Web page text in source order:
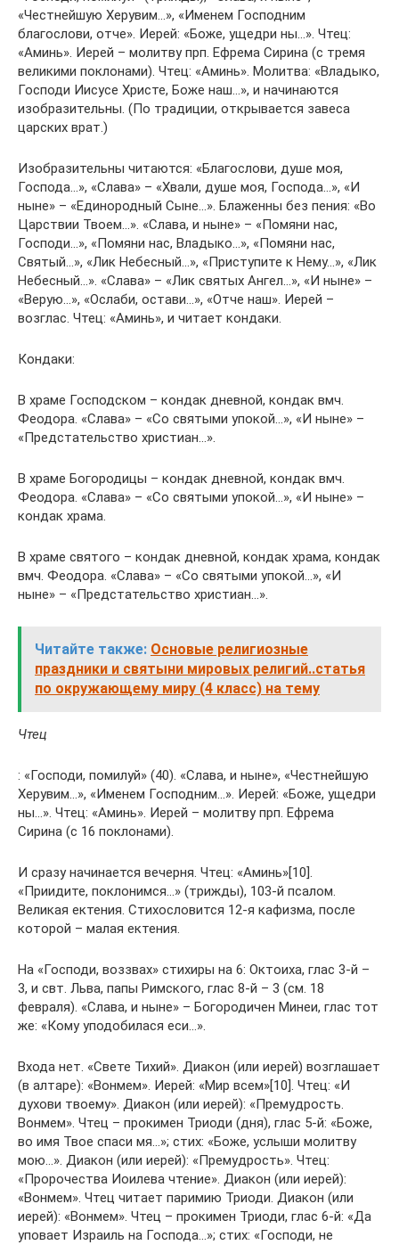
«Честнейшую Херувим…», «Именем Господним
благослови, отче». Иерей: «Боже, ущедри ны…». Чтец:
«Аминь». Иерей – молитву прп. Ефрема Сирина (с тремя
великими поклонами). Чтец: «Аминь». Молитва: «Владыко,
Господи Иисусе Христе, Боже наш…», и начинаются
изобразительны. (По традиции, открывается завеса
царских врат.)
Изобразительны читаются: «Благослови, душе моя,
Господа…», «Слава» – «Хвали, душе моя, Господа…», «И
ныне» – «Единородный Сыне…». Блаженны без пения: «Во
Царствии Твоем…». «Слава, и ныне» – «Помяни нас,
Господи…», «Помяни нас, Владыко…», «Помяни нас,
Святый…», «Лик Небесный…», «Приступите к Нему…», «Лик
Небесный…». «Слава» – «Лик святых Ангел…», «И ныне» –
«Верую…», «Ослаби, остави…», «Отче наш». Иерей –
возглас. Чтец: «Аминь», и читает кондаки.
Кондаки:
В храме Господском – кондак дневной, кондак вмч.
Феодора. «Слава» – «Со святыми упокой…», «И ныне» –
«Предстательство христиан…».
В храме Богородицы – кондак дневной, кондак вмч.
Феодора. «Слава» – «Со святыми упокой…», «И ныне» –
кондак храма.
В храме святого – кондак дневной, кондак храма, кондак
вмч. Феодора. «Слава» – «Со святыми упокой…», «И
ныне» – «Предстательство христиан…».
Читайте также: Основые религиозные
праздники и святыни мировых религий..статья
по окружающему миру (4 класс) на тему
Чтец
: «Господи, помилуй» (40). «Слава, и ныне», «Честнейшую
Херувим…», «Именем Господним…». Иерей: «Боже, ущедри
ны…». Чтец: «Аминь». Иерей – молитву прп. Ефрема
Сирина (с 16 поклонами).
И сразу начинается вечерня. Чтец: «Аминь»[10].
«Приидите, поклонимся…» (трижды), 103-й псалом.
Великая ектения. Стихословится 12-я кафизма, после
которой – малая ектения.
На «Господи, воззвах» стихиры на 6: Октоиха, глас 3-й –
3, и свт. Льва, папы Римского, глас 8-й – 3 (см. 18
февраля). «Слава, и ныне» – Богородичен Минеи, глас тот
же: «Кому уподобилася еси…».
Входа нет. «Свете Тихий». Диакон (или иерей) возглашает
(в алтаре): «Вонмем». Иерей: «Мир всем»[10]. Чтец: «И
духови твоему». Диакон (или иерей): «Премудрость.
Вонмем». Чтец – прокимен Триоди (дня), глас 5-й: «Боже,
во имя Твое спаси мя…»; стих: «Боже, услыши молитву
мою…». Диакон (или иерей): «Премудрость». Чтец:
«Пророчества Иоилева чтение». Диакон (или иерей):
«Вонмем». Чтец читает паримию Триоди. Диакон (или
иерей): «Вонмем». Чтец – прокимен Триоди, глас 6-й: «Да
уповает Израиль на Господа…»; стих: «Господи, не